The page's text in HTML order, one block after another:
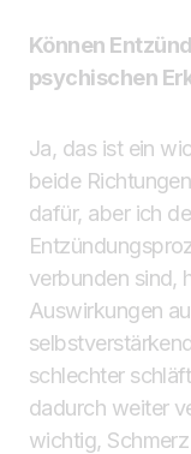
Können
psychischen
Ja, das ist ein
beide
dafür, aber ich
verbunden sind,
Auswirkungen
schlechter
dadurch weiter
wichtig,